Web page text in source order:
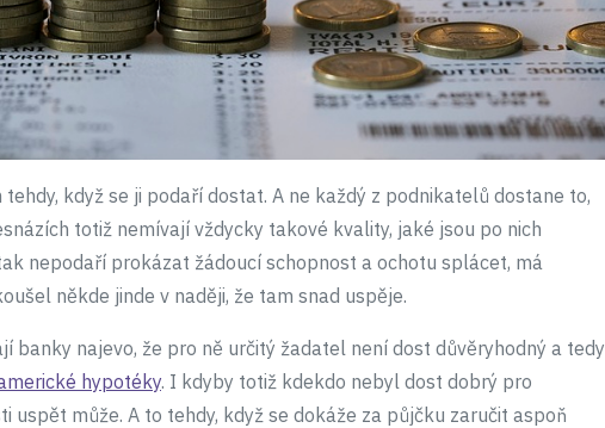
když se ji podaří dostat. A ne každý z podnikatelů dostane to,
totiž nemívají vždycky takové kvality, jaké jsou po nich
nepodaří prokázat žádoucí schopnost a ochotu splácet, má
někde jinde v naději, že tam snad uspěje.
banky najevo, že pro ně určitý žadatel není dost důvěryhodný a tedy
hypotéky. I kdyby totiž kdekdo nebyl dost dobrý pro
uspět může. A to tehdy, když se dokáže za půjčku zaručit aspoň